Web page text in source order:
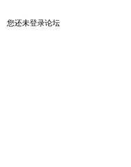
您还未登录论坛